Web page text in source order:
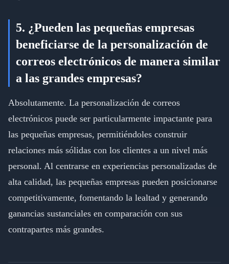
5. ¿Pueden las pequeñas empresas
beneficiarse de la personalización de
correos electrónicos de manera similar
a las grandes empresas?
Absolutamente. La personalización de correos
electrónicos puede ser particularmente impactante para
las pequeñas empresas, permitiéndoles construir
relaciones más sólidas con los clientes a un nivel más
personal. Al centrarse en experiencias personalizadas de
alta calidad, las pequeñas empresas pueden posicionarse
competitivamente, fomentando la lealtad y generando
ganancias sustanciales en comparación con sus
contrapartes más grandes.